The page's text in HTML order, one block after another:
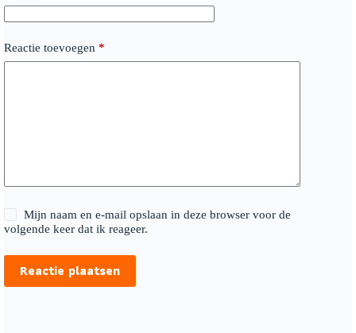
Reactie toevoegen *
Mijn naam en e-mail opslaan in deze browser voor de
volgende keer dat ik reageer.
Reactie plaatsen